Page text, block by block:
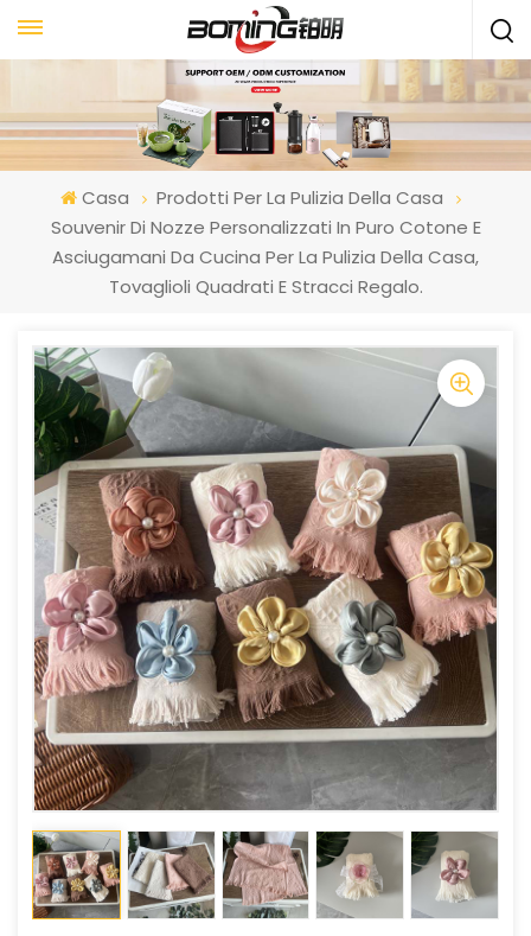
Casa
Prodotti Per La Pulizia Della Casa
Souvenir Di Nozze Personalizzati In Puro Cotone E
Asciugamani Da Cucina Per La Pulizia Della Casa,
Tovaglioli Quadrati E Stracci Regalo.